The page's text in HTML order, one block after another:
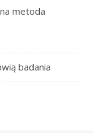
metoda
badania